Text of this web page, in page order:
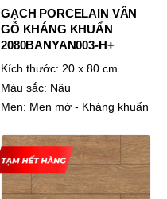
GẠCH PORCELAIN VÂN
GỖ KHÁNG KHUẨN
2080BANYAN003-H+
Kích thước: 20 x 80 cm
Màu sắc: Nâu
Men: Men mờ - Kháng khuẩn